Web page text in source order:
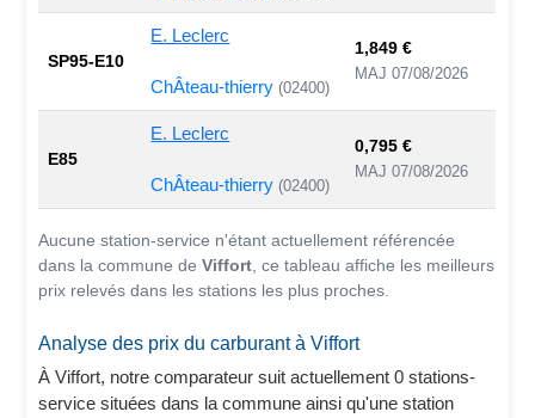
SP95-E10
E. Leclerc
ChÂteau-thierry(02400)
1,849 €
MAJ 07/08/2026
E85
E. Leclerc
ChÂteau-thierry (02400)
0,795 €
MAJ 07/08/2026
Aucune station-service n'étant actuellement référencée
dans la commune deViffort , ce tableau affiche les meilleurs
prix relevés dans les stations les plus proches.
Analyse des prix du carburant à Viffort
À Viffort, notre comparateur suit actuellement 0 stations-
service situées dans la commune ainsi qu'une station